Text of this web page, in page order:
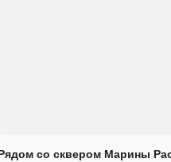
со сквером Марины